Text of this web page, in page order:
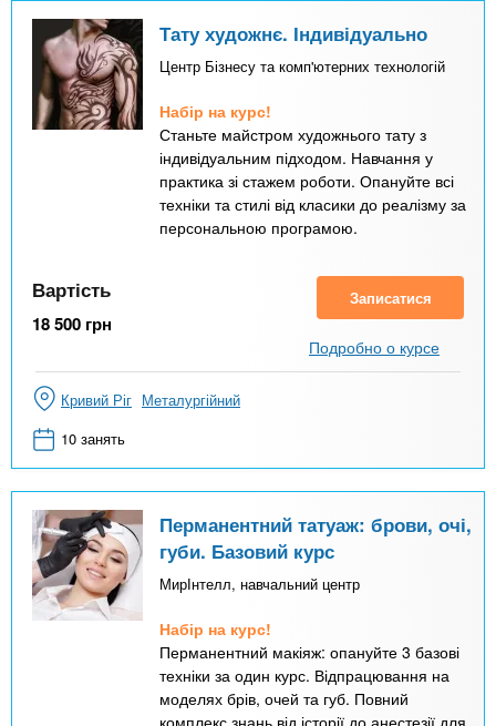
Тату художнє. Індивідуально
Центр Бізнесу та комп'ютерних технологій
Набір на курс!
Станьте майстром художнього тату з
індивідуальним підходом. Навчання у
практика зі стажем роботи. Опануйте всі
техніки та стилі від класики до реалізму за
персональною програмою.
Вартість
18 500 грн
Записатися
Подробно о курсе
Кривий Ріг Металургійний
10 занять
Перманентний татуаж: брови, очі,
губи. Базовий курс
МирІнтелл, навчальний центр
Набір на курс!
Перманентний макіяж: опануйте 3 базові
техніки за один курс. Відпрацювання на
моделях брів, очей та губ. Повний
комплекс знань від історії до анестезії для